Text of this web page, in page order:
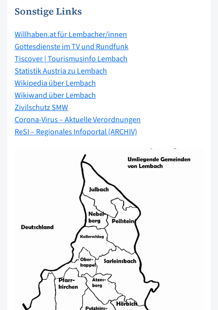
Sonstige Links
Willhaben.at für Lembacher/innen
Gottesdienste im TV und Rundfunk
Tiscover | Tourismusinfo Lembach
Statistik Austria zu Lembach
Wikipedia über Lembach
Wikiwand über Lembach
Zivilschutz SMW
Corona-Virus – Aktuelle Verordnungen
ReSI – Regionales Infoportal (ARCHIV)